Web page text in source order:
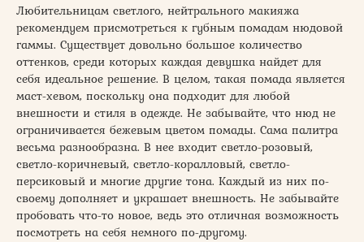
Любительницам светлого, нейтрального макияжа
рекомендуем присмотреться к губным помадам нюдовой
гаммы. Существует довольно большое количество
оттенков, среди которых каждая девушка найдет для
себя идеальное решение. В целом, такая помада является
маст-хевом, поскольку она подходит для любой
внешности и стиля в одежде. Не забывайте, что нюд не
ограничивается бежевым цветом помады. Сама палитра
весьма разнообразна. В нее входит светло-розовый,
светло-коричневый, светло-коралловый, светло-
персиковый и многие другие тона. Каждый из них по-
своему дополняет и украшает внешность. Не забывайте
пробовать что-то новое, ведь это отличная возможность
посмотреть на себя немного по-другому.